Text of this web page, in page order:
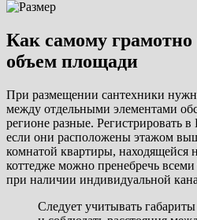
Как самому грамотно
объем площади
При размещении сантехники
между отдельными элементами
регионе разные. Регистрировать
если они расположены этажом
комнатой квартиры, находящейся
коттедже можно пренебречь
при наличии индивидуальной
Следует учитывать